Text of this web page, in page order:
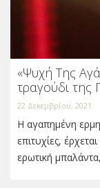
«Ψυχή Της
τραγούδι της
22 Δεκεμβρίου, 2021
Η αγαπημένη
επιτυχίες,
ερωτική